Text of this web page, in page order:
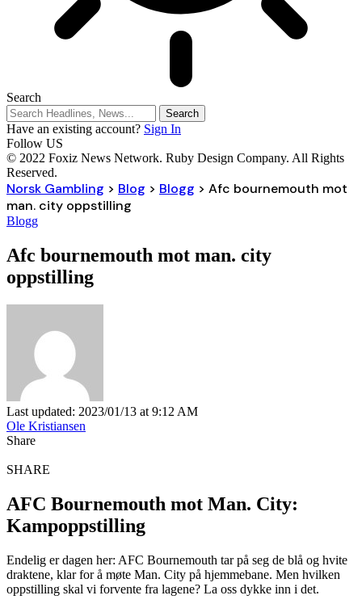
Search
Have an existing account? Sign In
Follow US
© 2022 Foxiz News Network. Ruby Design Company. All Rights
Reserved.
Norsk Gambling > Blog > Blogg > Afc bournemouth mot
man. city oppstilling
Blogg
Afc bournemouth mot man. city
oppstilling
Last updated: 2023/01/13 at 9:12 AM
Ole Kristiansen
Share
SHARE
AFC Bournemouth mot Man. City:
Kampoppstilling
Endelig er dagen her: AFC Bournemouth tar på seg de blå og hvite
draktene, klar for å møte Man. City på hjemmebane. Men hvilken
oppstilling skal vi forvente fra lagene? La oss dykke inn i det.